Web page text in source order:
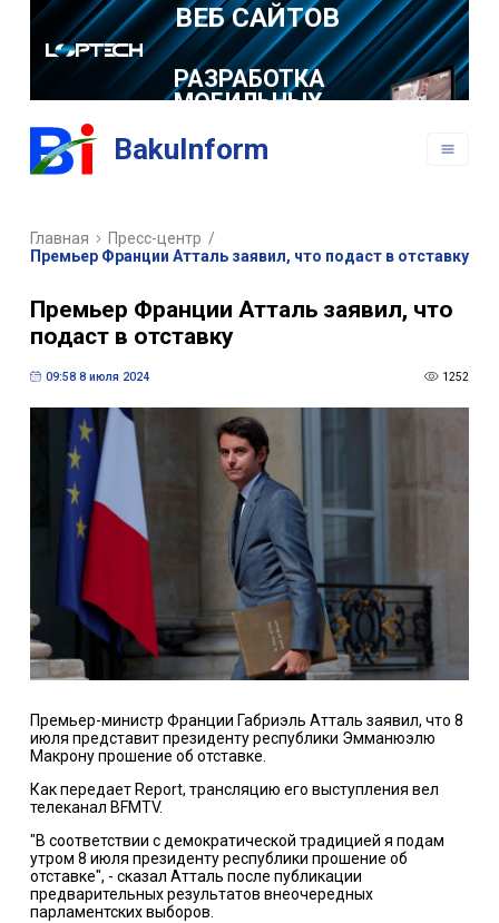
РАЗРАБОТКА
МОБИЛЬНЫХ
ПРИЛОЖЕНИЙ
BakuInform
Главная Пресс-центр /
Премьер Франции Атталь заявил, что подаст в отставку
Премьер Франции Атталь заявил, что
подаст в отставку
09:58 8 июля 2024 1252
Премьер-министр Франции Габриэль Атталь заявил, что 8
июля представит президенту республики Эмманюэлю
Макрону прошение об отставке.
Как передает Report, трансляцию его выступления вел
телеканал BFMTV.
"В соответствии с демократической традицией я подам
утром 8 июля президенту республики прошение об
отставке", - сказал Атталь после публикации
предварительныхрезультатов внеочередных
парламентских выборов.